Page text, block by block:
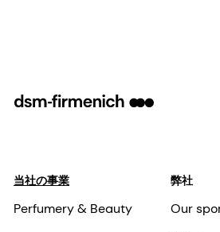
当社の事業
Perfumery & Beauty
弊社
Our